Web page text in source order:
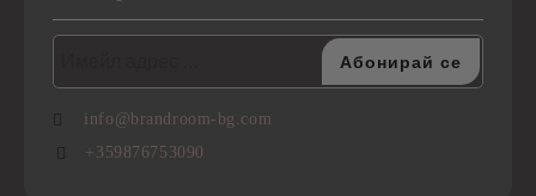
info@brandroom-bg.com
+359876753090